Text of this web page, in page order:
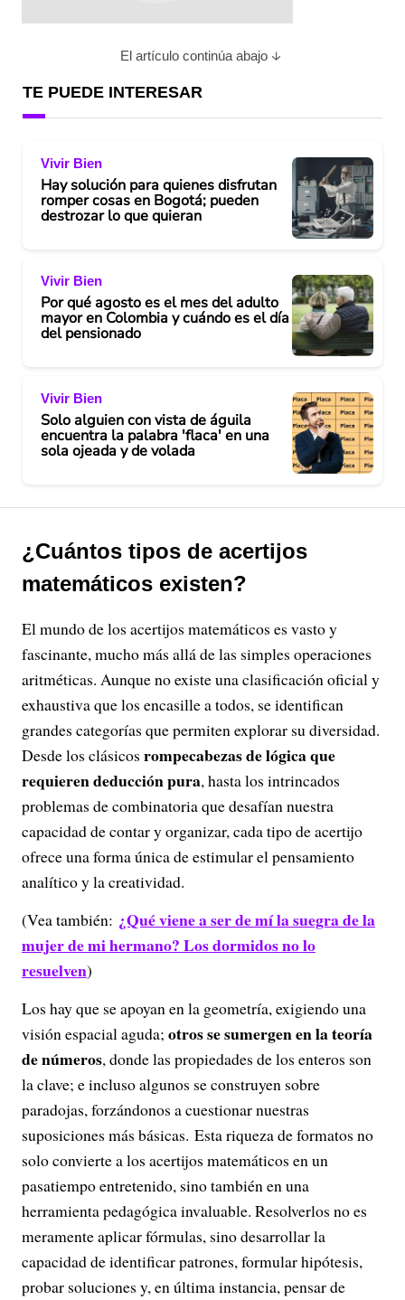
El artículo continúa abajo
TE PUEDE INTERESAR
Vivir Bien
Hay solución para quienes disfrutan
romper cosas en Bogotá; pueden
destrozar lo que quieran
Vivir Bien
Por qué agosto es el mes del adulto
mayor en Colombia y cuándo es el día
del pensionado
Vivir Bien
Solo alguien con vista de águila
encuentra la palabra 'flaca' en una
sola ojeada y de volada
¿Cuántos tipos de acertijos
matemáticos existen?
El mundo de los acertijos matemáticos es vasto y
fascinante, mucho más allá de las simples operaciones
aritméticas. Aunque no existe una clasificación oficial y
exhaustiva que los encasille a todos, se identifican
grandes categorías que permiten explorar su diversidad.
Desde los clásicos rompecabezas de lógica que
requieren deducción pura, hasta los intrincados
problemas de combinatoria que desafían nuestra
capacidad de contar y organizar, cada tipo de acertijo
ofrece una forma única de estimular el pensamiento
analítico y la creatividad.
(Vea también: ¿Qué viene a ser de mí la suegra de la
mujer de mi hermano? Los dormidos no lo
resuelven)
Los hay que se apoyan en la geometría, exigiendo una
visión espacial aguda; otros se sumergen en la teoría
de números, donde las propiedades de los enteros son
la clave; e incluso algunos se construyen sobre
paradojas, forzándonos a cuestionar nuestras
suposiciones más básicas. Esta riqueza de formatos no
solo convierte a los acertijos matemáticos en un
pasatiempo entretenido, sino también en una
herramienta pedagógica invaluable. Resolverlos no es
meramente aplicar fórmulas, sino desarrollar la
capacidad de identificar patrones, formular hipótesis,
probar soluciones y, en última instancia, pensar de